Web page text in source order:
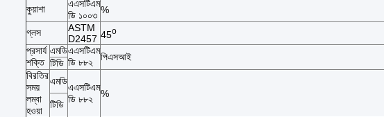
কুয়াশা
এএসটিএম
ডি ১০০৩ %
গ্লস
ASTM
D2457 45o
প্রসার্য
শক্তি
এমডিএএসটিএম
ডি ৮৮২
পিএসআই
টিডি
বিরতির
সময়
লম্বা
হওয়া
এমডি
এএসটিএম
ডি ৮৮২
%
টিডি